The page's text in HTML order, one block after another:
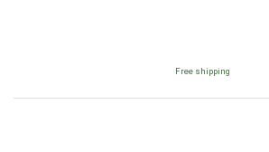
Free shipping